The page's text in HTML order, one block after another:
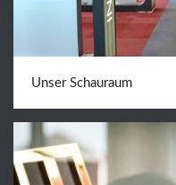
Unser Schauraum